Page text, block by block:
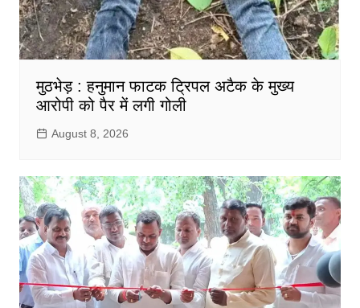
मुठभेड़ : हनुमान फाटक ट्रिपल अटैक के मुख्य
आरोपी को पैर में लगी गोली
August 8, 2026